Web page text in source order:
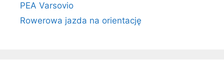
PEA Varsovio
Rowerowa jazda na orientację